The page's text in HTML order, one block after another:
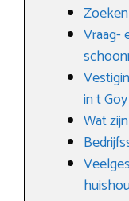
Vraag-
in t Goy
Wat